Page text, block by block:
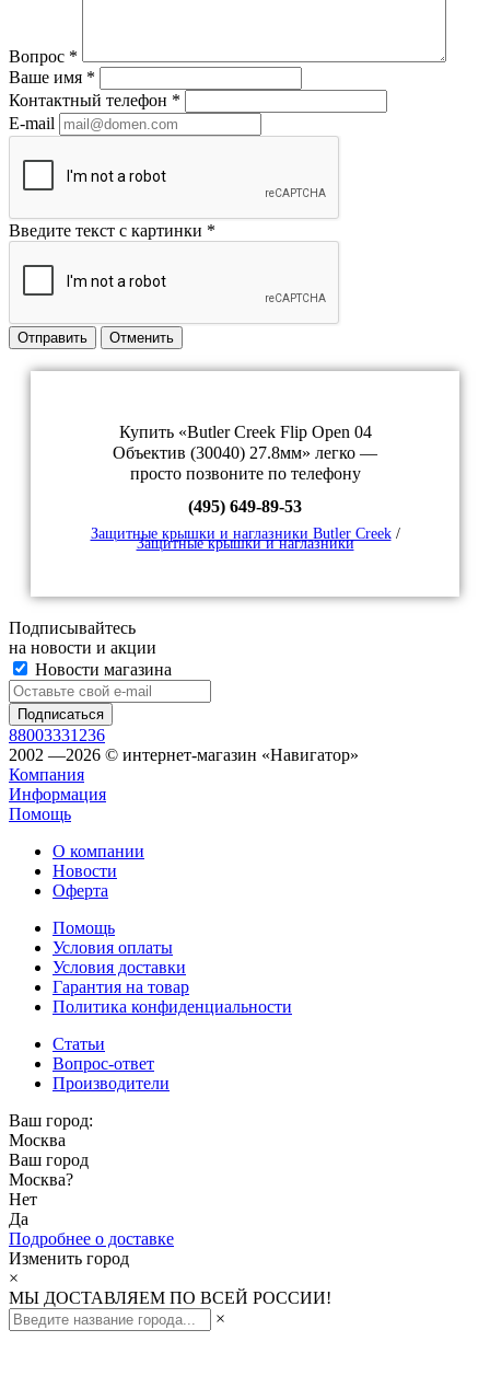
Вопрос *
Ваше имя *
Контактный телефон *
E-mail
Введите текст с картинки *
Отправить Отменить
Купить «Butler Creek Flip Open 04
Объектив (30040) 27.8мм» легко —
просто позвоните по телефону
(495) 649-89-53
Защитные крышки и наглазники Butler Creek/
Защитные крышки и наглазники
Подписывайтесь
на новости и акции
Новости магазина
88003331236
2002 —2026 © интернет-магазин «Навигатор»
Компания
Информация
Помощь
О компании
Новости
Оферта
Помощь
Условия оплаты
Условия доставки
Гарантия на товар
Политика конфиденциальности
Статьи
Вопрос-ответ
Производители
Ваш город:
Москва
Ваш город
Москва?
Нет
Да
Подробнее о доставке
Изменить город
×
МЫ ДОСТАВЛЯЕМ ПО ВСЕЙ РОССИИ!
×